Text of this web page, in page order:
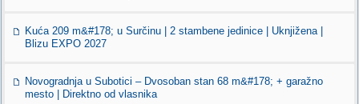
Kuća 209 m&#178; u Surčinu | 2 stambene jedinice | Uknjižena |
Blizu EXPO 2027
Novogradnja u Subotici – Dvosoban stan 68 m&#178; + garažno
mesto | Direktno od vlasnika